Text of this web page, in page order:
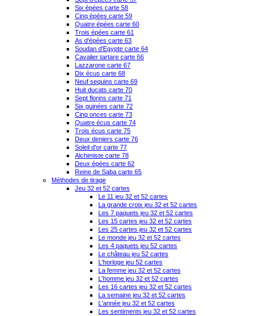
Six épées carte 58
Cinq épées carte 59
Quatre épées carte 60
Trois épées carte 61
As d'épées carte 63
Soudan d'Egypte carte 64
Cavalier tartare carte 66
Lazzarone carte 67
Dix écus carte 68
Neuf sequins carte 69
Huit ducats carte 70
Sept florins carte 71
Six guinées carte 72
Cinq onces carte 73
Quatre écus carte 74
Trois écus carte 75
Deux deniers carte 76
Soleil d'or carte 77
Alchimiste carte 78
Deux épées carte 62
Reine de Saba carte 65
Méthodes de tirage
Jeu 32 et 52 cartes
Le 11 jeu 32 et 52 cartes
La grande croix jeu 32 et 52 cartes
Les 7 paquets jeu 32 et 52 cartes
Les 15 cartes jeu 32 et 52 cartes
Les 25 cartes jeu 32 et 52 cartes
Le monde jeu 32 et 52 cartes
Les 4 paquets jeu 52 cartes
Le château jeu 52 cartes
L'horloge jeu 52 cartes
La femme jeu 32 et 52 cartes
L'homme jeu 32 et 52 cartes
Les 16 cartes jeu 32 et 52 cartes
La semaine jeu 32 et 52 cartes
L'année jeu 32 et 52 cartes
Les sentiments jeu 32 et 52 cartes